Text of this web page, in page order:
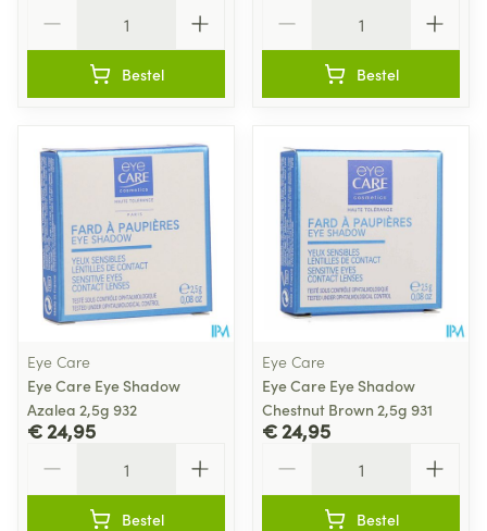
Bestel Bestel
Eye Care
Eye Care Eye Shadow
Azalea 2,5g 932
€ 24,95
Bestel
Eye Care
Eye Care Eye Shadow
Chestnut Brown 2,5g 931
€ 24,95
Bestel